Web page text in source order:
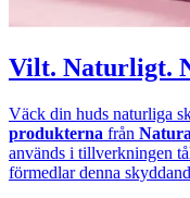
Vilt. Naturligt.
Väck din huds naturliga
produkterna från
används i tillverkningen
förmedlar denna